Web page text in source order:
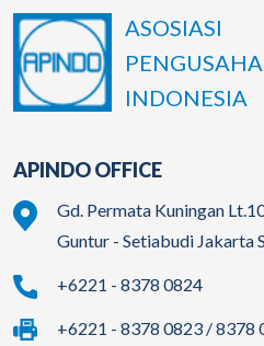
ASOSIASI
PENGUSAHA
INDONESIA
APINDO OFFICE
Gd. Permata Kuningan
Guntur - Setiabudi Jakarta
+6221 - 8378 0824
+6221 - 8378 0823 / 8378